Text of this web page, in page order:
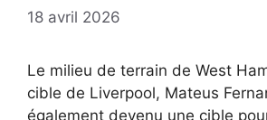
18 avril 2026
Le milieu de terrain de West
cible de Liverpool, Mateus
également devenu une cible